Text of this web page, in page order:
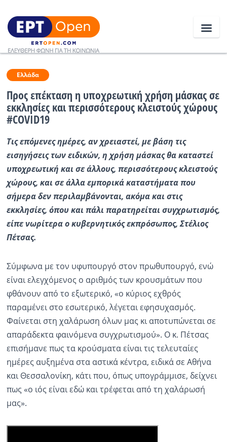
Ειδήσεις
Ελλάδα
Οικονομία
Αθλητικά
Κόσμος
Εκπομπές
Πολιτισμός
Ελλάδα
Προς επέκταση η υποχρεωτική χρήση μάσκας σε
εκκλησίες και περισσότερους κλειστούς χώρους
#COVID19
Τις επόμενες ημέρες, αν χρειαστεί, με βάση τις
εισηγήσεις των ειδικών, η χρήση μάσκας θα καταστεί
υποχρεωτική και σε άλλους, περισσότερους κλειστούς
χώρους, και σε άλλα εμπορικά καταστήματα που
σήμερα δεν περιλαμβάνονται, ακόμα και στις
εκκλησίες, όπου και πάλι παρατηρείται συγχρωτισμός,
είπε νωρίτερα ο κυβερνητικός εκπρόσωπος, Στέλιος
Πέτσας.
Σύμφωνα με τον υφυπουργό στον πρωθυπουργό, ενώ
είναι ελεγχόμενος ο αριθμός των κρουσμάτων που
φθάνουν από το εξωτερικό, «ο κύριος εχθρός
παραμένει στο εσωτερικό, λέγεται εφησυχασμός.
Φαίνεται στη χαλάρωση όλων μας κι αποτυπώνεται σε
απαράδεκτα φαινόμενα συγχρωτισμού». Ο κ. Πέτσας
επισήμανε πως τα κρούσματα είναι τις τελευταίες
ημέρες αυξημένα στα αστικά κέντρα, ειδικά σε Αθήνα
και Θεσσαλονίκη, κάτι που, όπως υπογράμμισε, δείχνει
πως «ο ιός είναι εδώ και τρέφεται από τη χαλάρωσή
μας».